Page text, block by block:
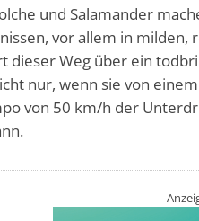
und Salamander
vor allem in milden,
dieser Weg über ein
nur, wenn sie von
von 50 km/h der